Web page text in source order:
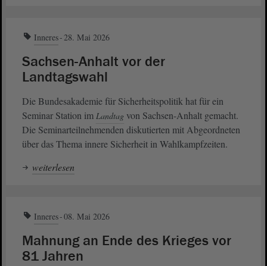
Inneres 28. Mai 2026
Sachsen-Anhalt vor der
Landtagswahl
Die Bundesakademie für Sicherheitspolitik hat für ein
Seminar Station im Landtag von Sachsen-Anhalt gemacht.
Die Seminarteilnehmenden diskutierten mit Abgeordneten
über das Thema innere Sicherheit in Wahlkampfzeiten.
weiterlesen
Inneres 08. Mai 2026
Mahnung an Ende des Krieges vor
81 Jahren